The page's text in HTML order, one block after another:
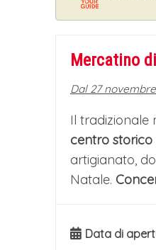
Dopo la
VISITA
Il Tour
Heinfels (in
museo
un vero e
marchio
I
della
Mercatino
Dal 27
Il tradizionale
centro storico
artigianato,
Natale.
Data di